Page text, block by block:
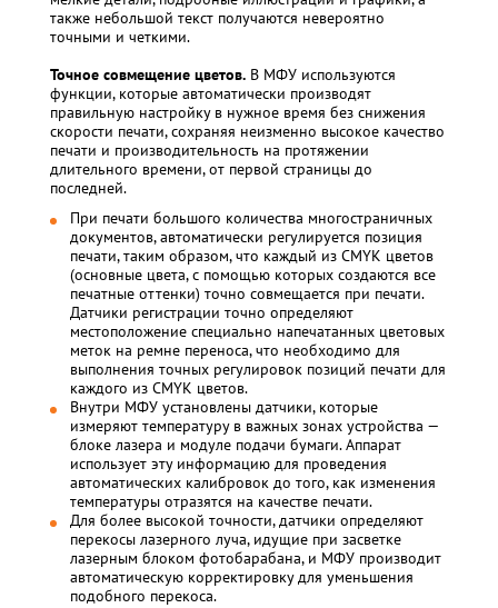
также небольшой текст получаются невероятно
точными и четкими.
Точное совмещение цветов. В МФУ используются
функции, которые автоматически производят
правильную настройку в нужное время без снижения
скорости печати, сохраняя неизменно высокое качество
печати и производительность на протяжении
длительного времени, от первой страницы до
последней.
При печати большого количества многостраничных
документов, автоматически регулируется позиция
печати, таким образом, что каждый из CMYK цветов
(основные цвета, с помощью которых создаются все
печатные оттенки) точно совмещается при печати.
Датчики регистрации точно определяют
местоположение специально напечатанных цветовых
меток на ремне переноса, что необходимо для
выполнения точных регулировок позиций печати для
каждого из CMYK цветов.
Внутри МФУ установлены датчики, которые
измеряют температуру в важных зонах устройства —
блоке лазера и модуле подачи бумаги. Аппарат
использует эту информацию для проведения
автоматических калибровок до того, как изменения
температуры отразятся на качестве печати.
Для более высокой точности, датчики определяют
перекосы лазерного луча, идущие при засветке
лазерным блоком фотобарабана, и МФУ производит
автоматическую корректировку для уменьшения
подобного перекоса.